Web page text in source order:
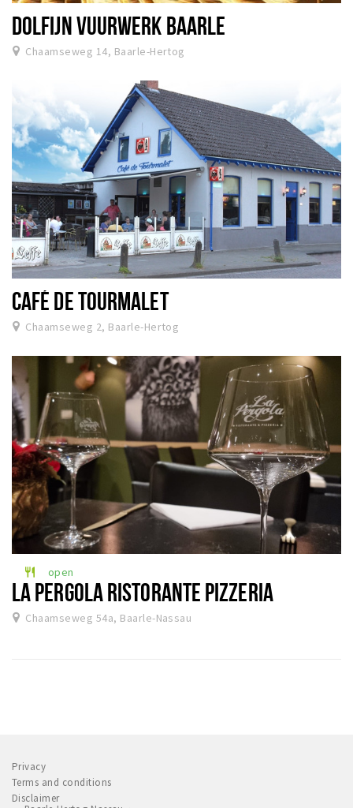
DOLFIJN VUURWERK BAARLE
Chaamseweg 14, Baarle-Hertog
CAFÉ DE TOURMALET
Chaamseweg 2, Baarle-Hertog
restaurant open
LA PERGOLA RISTORANTE PIZZERIA
Chaamseweg 54a, Baarle-Nassau
Privacy
Terms and conditions
Disclaimer